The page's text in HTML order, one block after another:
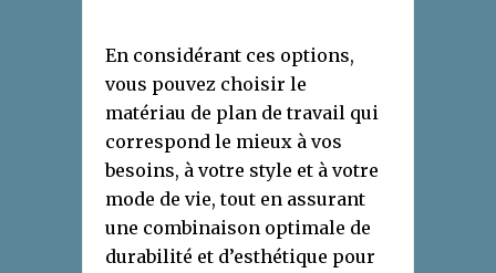
En considérant ces options,
vous pouvez choisir le
matériau de plan de travail qui
correspond le mieux à vos
besoins, à votre style et à votre
mode de vie, tout en assurant
une combinaison optimale de
durabilité et d’esthétique pour